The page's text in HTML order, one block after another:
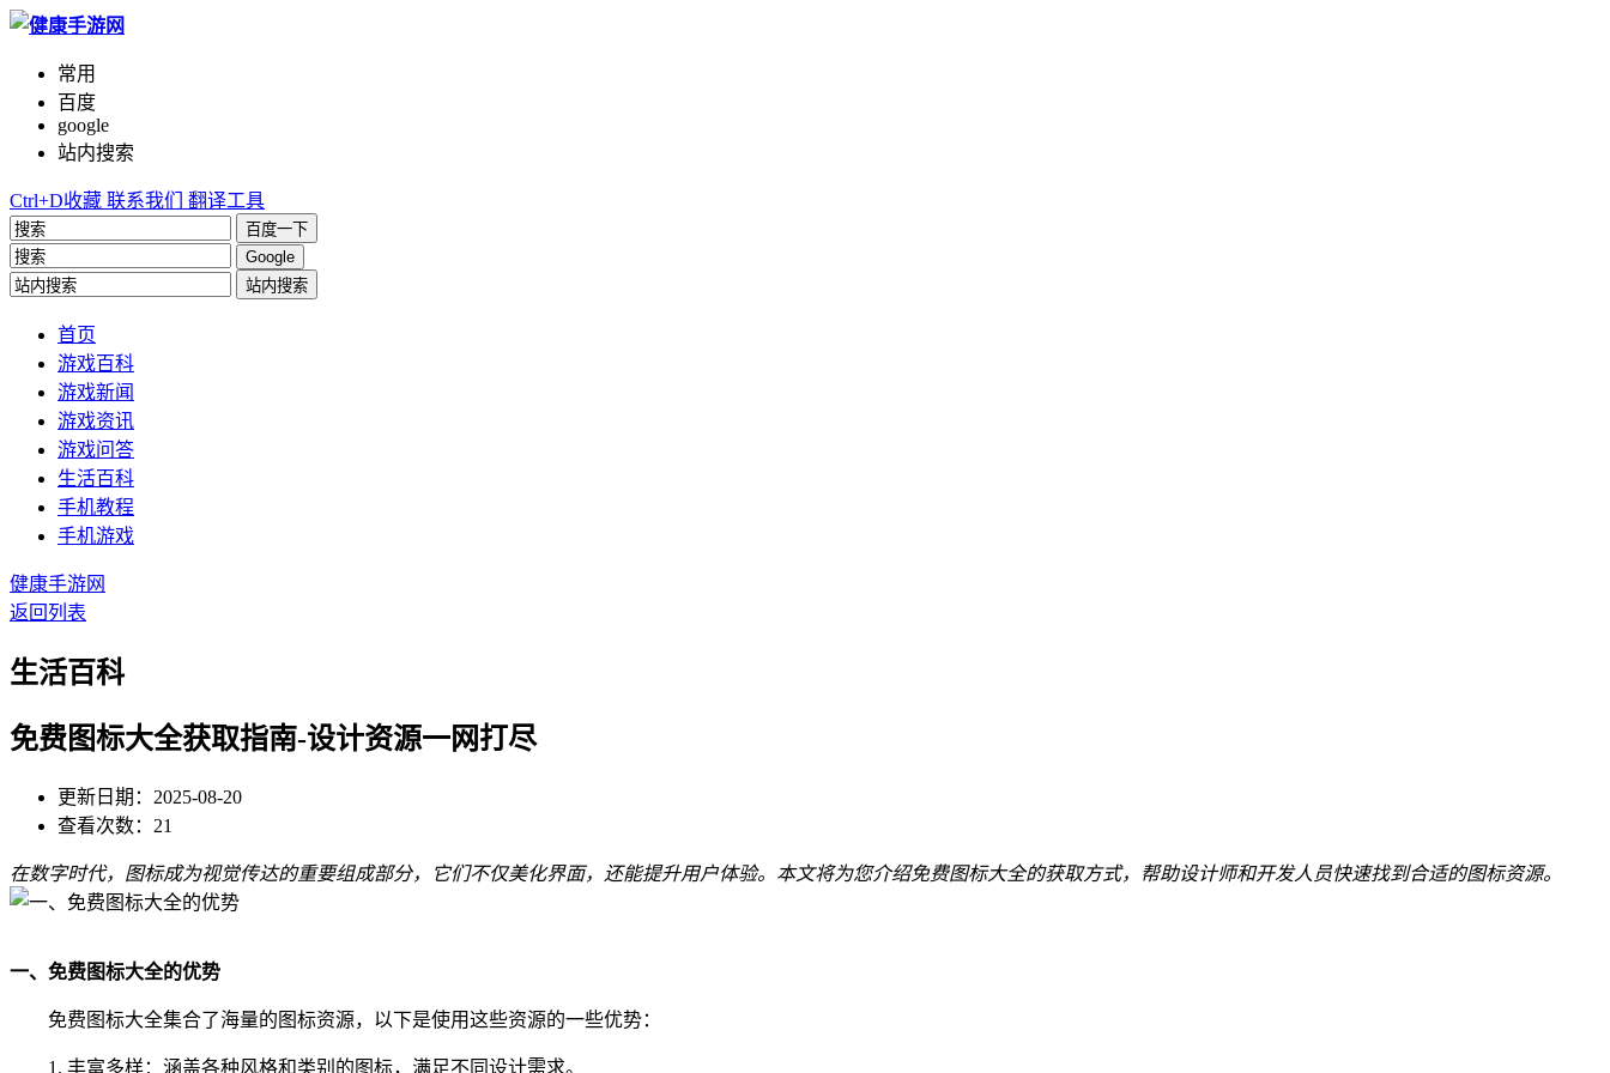
常用
百度
google
站内搜索
Ctrl+D收藏 联系我们 翻译工具
百度一下
Google
站内搜索
首页
游戏百科
游戏新闻
游戏资讯
游戏问答
生活百科
手机教程
手机游戏
健康手游网
返回列表
生活百科
免费图标大全获取指南-设计资源一网打尽
更新日期：2025-08-20
查看次数：21
在数字时代，图标成为视觉传达的重要组成部分，它们不仅美化界面，还能提升用户体验。本文将为您介绍免费图标大全的获取方式，帮助设计师和开发人员快速找到合适的图标资源。
一、免费图标大全的优势
免费图标大全集合了海量的图标资源，以下是使用这些资源的一些优势：
1. 丰富多样：涵盖各种风格和类别的图标，满足不同设计需求。